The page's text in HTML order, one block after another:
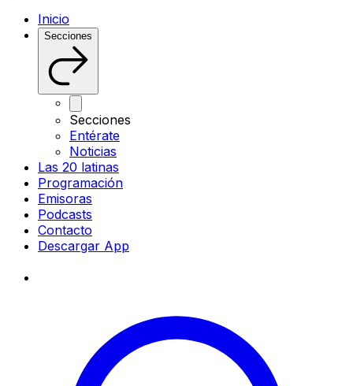
Inicio
Secciones
Secciones
Entérate
Noticias
Las 20 latinas
Programación
Emisoras
Podcasts
Contacto
Descargar App